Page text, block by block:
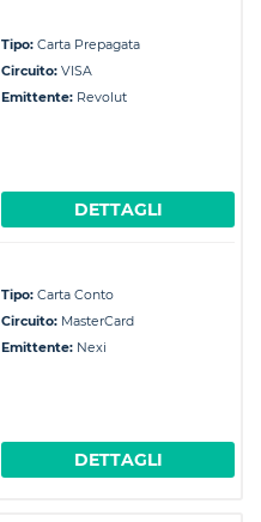
Tipo: Carta Prepagata
Circuito: VISA
Emittente: Revolut
DETTAGLI
Tipo: Carta Conto
Circuito: MasterCard
Emittente: Nexi
DETTAGLI